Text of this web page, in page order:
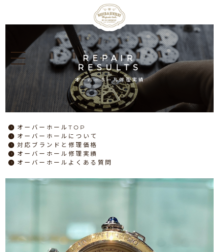
REPAIR
RESULTS
オーバーホール修理実績
オーバーホールTOP
オーバーホール について
対応ブランドと修理価格
オーバーホール修理実績
オーバーホール よくある質問